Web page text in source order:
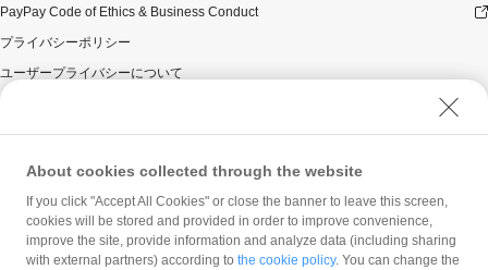
した場合、お客様に対する本キャンペーンによるPayPay
状況により不正行為が行われたとPayPay株式会社が
PayPay残高利用規約その他PayPay株式会社の利用規
約に違反する行為があった場合、またはそのおそれが
あると同社が判断した場合。
お一人様が複数のPayPayアカウントを利用した場
合。
PayPay Code of Ethics & Business Conduct
プライバシーポリシー
ユーザープライバシーについて
ウェブサイト利用規約
反社会的勢力に対する方針
勧誘方針
マネロン等基本方針
カスタマーハラスメントに関する当社の考え方
About cookies collected through the website
If you click "Accept All Cookies" or close the banner to leave this screen,
cookies will be stored and provided in order to improve convenience,
improve the site, provide information and analyze data (including sharing
with external partners) according to the cookie policy. You can change the